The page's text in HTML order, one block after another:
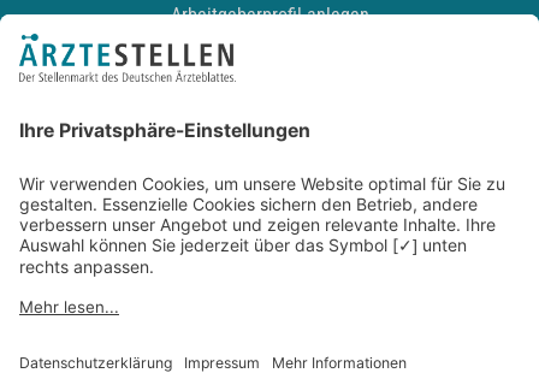
Arbeitgeberprofil anlegen
Recruiting-Podcast
Kontakt
Datenschutz
Newsletter